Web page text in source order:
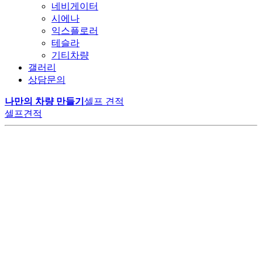
네비게이터
시에나
익스플로러
테슬라
기티차량
갤러리
상담문의
나만의 차량 만들기 셀프 견적
셀프견적